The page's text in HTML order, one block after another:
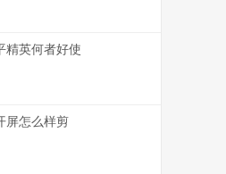
精英何者好使
屏怎么样剪